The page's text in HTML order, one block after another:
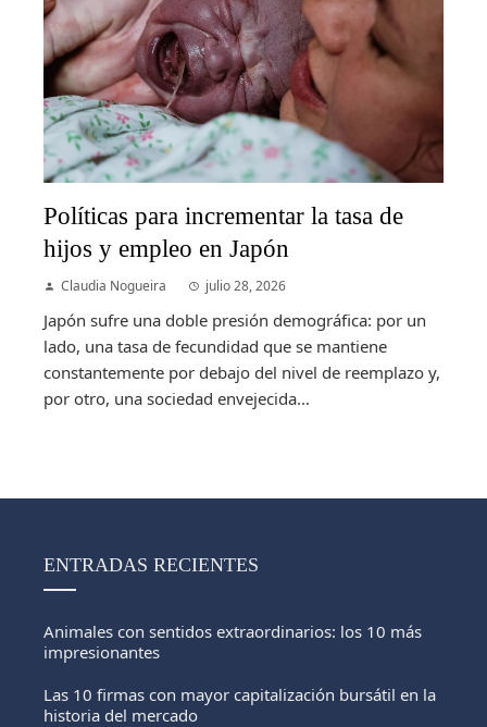
Políticas para incrementar la tasa de
hijos y empleo en Japón
Claudia Nogueira julio 28, 2026
Japón sufre una doble presión demográfica: por un
lado, una tasa de fecundidad que se mantiene
constantemente por debajo del nivel de reemplazo y,
por otro, una sociedad envejecida...
ENTRADAS RECIENTES
Animales con sentidos extraordinarios: los 10 más
impresionantes
Las 10 firmas con mayor capitalización bursátil en la
historia del mercado